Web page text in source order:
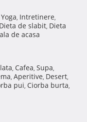
Yoga, Intretinere,
Dieta de slabit, Dieta
de acasa
, Cafea, Supa,
, Aperitive, Desert,
pui, Ciorba burta,